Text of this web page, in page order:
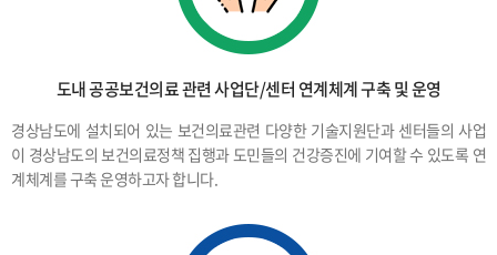
도내 공공보건의료 관련 사업단/센터 연계체계 구축 및 운영
경상남도에 설치되어 있는 보건의료관련 다양한 기술지원단과 센터들의 사업
이 경상남도의 보건의료정책 집행과 도민들의 건강증진에 기여할 수 있도록 연
계체계를 구축 운영하고자 합니다.